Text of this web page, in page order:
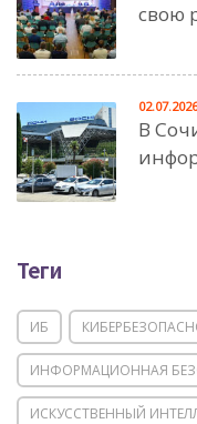
свою
В
02.07.2026
Теги
ИБ
ИНФОРМАЦИОННАЯ
ИСКУССТВЕННЫЙ